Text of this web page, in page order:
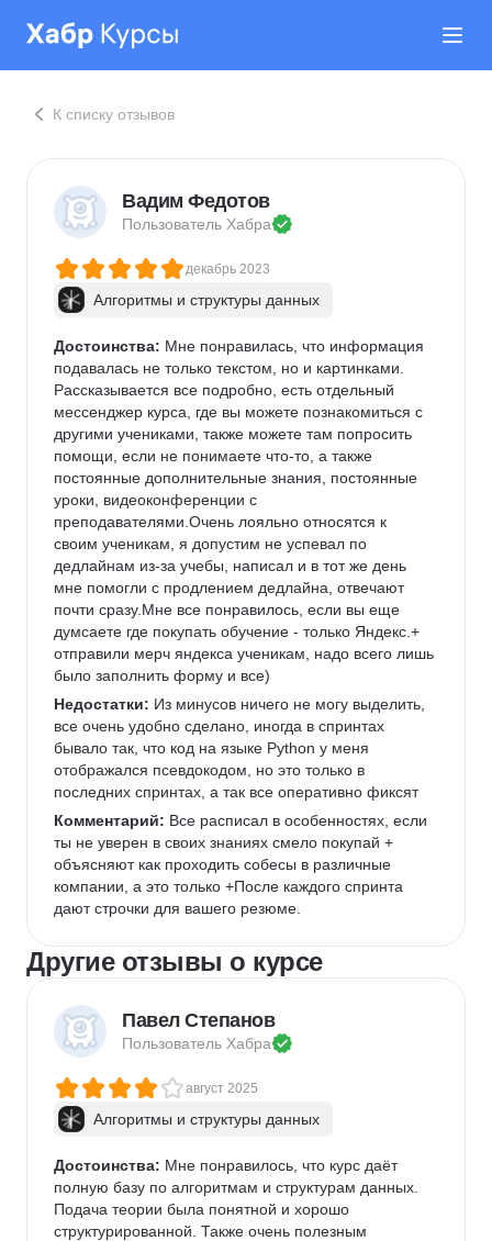
К списку отзывов
Вадим Федотов
Пользователь Хабра
декабрь 2023
Алгоритмы и структуры данных
Достоинства: Мне понравилась, что информация
подавалась не только текстом, но и картинками.
Рассказывается все подробно, есть отдельный
мессенджер курса, где вы можете познакомиться с
другими учениками, также можете там попросить
помощи, если не понимаете что-то, а также
постоянные дополнительные знания, постоянные
уроки, видеоконференции с
преподавателями.Очень лояльно относятся к
своим ученикам, я допустим не успевал по
дедлайнам из-за учебы, написал и в тот же день
мне помогли с продлением дедлайна, отвечают
почти сразу.Мне все понравилось, если вы еще
думсаете где покупать обучение - только Яндекс.+
отправили мерч яндекса ученикам, надо всего лишь
было заполнить форму и все)
Недостатки: Из минусов ничего не могу выделить,
все очень удобно сделано, иногда в спринтах
бывало так, что код на языке Python у меня
отображался псевдокодом, но это только в
последних спринтах, а так все оперативно фиксят
Комментарий: Все расписал в особенностях, если
ты не уверен в своих знаниях смело покупай +
объясняют как проходить собесы в различные
компании, а это только +После каждого спринта
дают строчки для вашего резюме.
Другие отзывы о курсе
Павел Степанов
Пользователь Хабра
август 2025
Алгоритмы и структуры данных
Достоинства: Мне понравилось, что курс даёт
полную базу по алгоритмам и структурам данных.
Подача теории была понятной и хорошо
структурированной. Также очень полезным